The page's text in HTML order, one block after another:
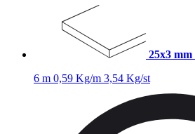
25x3 mm
6 m 0,59 Kg/m 3,54 Kg/st